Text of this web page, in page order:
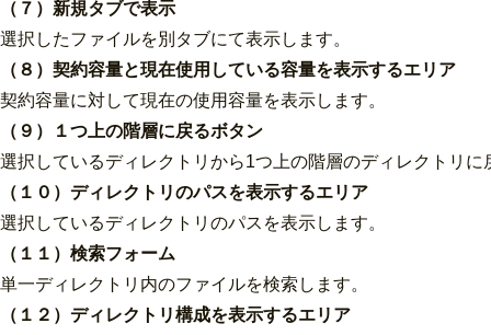
（７）新規タブで表示
選択したファイルを別タブにて表示します。
（８）契約容量と現在使用している容量を表示するエリア
契約容量に対して現在の使用容量を表示します。
（９）１つ上の階層に戻るボタン
選択しているディレクトリから1つ上の階層のディレクトリに
（１０）ディレクトリのパスを表示するエリア
選択しているディレクトリのパスを表示します。
（１１）検索フォーム
単一ディレクトリ内のファイルを検索します。
（１２）ディレクトリ構成を表示するエリア